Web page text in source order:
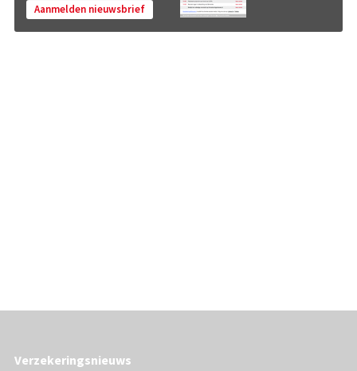
Aanmelden nieuwsbrief
Verzekeringsnieuws